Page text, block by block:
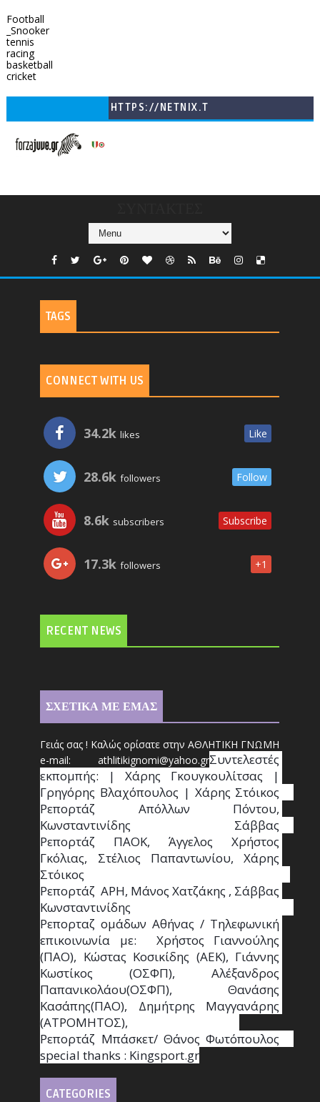
Football
_Snooker
tennis
racing
basketball
cricket
HTTPS://NETNIX.T
TAGS
CONNECT WITH US
34.2k likes Like
28.6k followers Follow
8.6k subscribers Subscribe
17.3k followers +1
RECENT NEWS
ΣΧΕΤΙΚΑ ΜΕ ΕΜΑΣ
Γειάς σας ! Καλώς ορίσατε στην ΑΘΛΗΤΙΚΗ ΓΝΩΜΗ
e-mail: athlitikignomi@yahoo.grΣυντελεστές
εκπομπής: | Χάρης Γκουγκουλίτσας |
Γρηγόρης Βλαχόπουλος | Χάρης Στόικος
Ρεπορτάζ Απόλλων Πόντου,
Κωνσταντινίδης   Σάββας
Ρεπορτάζ ΠΑΟΚ, Άγγελος Χρήστος
Γκόλιας, Στέλιος Παπαντωνίου, Χάρης
Στόικος
Ρεπορτάζ  ΑΡΗ, Μάνος Χατζάκης , Σάββας
Κωνσταντινίδης
Ρεπορταζ ομάδων Αθήνας / Τηλεφωνική
επικοινωνία με:  Χρήστος Γιαννούλης
(ΠΑΟ), Κώστας Κοσικίδης (ΑΕΚ), Γιάννης
Κωστίκος (ΟΣΦΠ), Αλέξανδρος
Παπανικολάου(ΟΣΦΠ), Θανάσης
Κασάπης(ΠΑΟ), Δημήτρης Μαγγανάρης
(ΑΤΡΟΜΗΤΟΣ),
Ρεπορτάζ Μπάσκετ/ Θάνος Φωτόπουλος
special thanks : Κingsport.gr
CATEGORIES